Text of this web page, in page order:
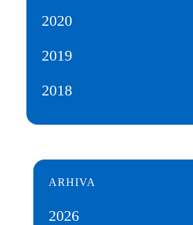
2020
2019
2018
ARHIVA
2026